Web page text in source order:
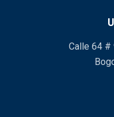
Calle 64 #